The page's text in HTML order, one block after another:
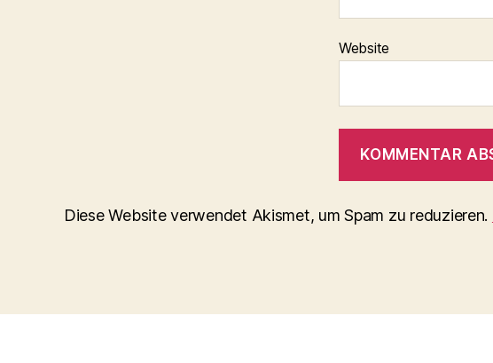
Website
Diese Website verwendet Akismet, um Spam zu reduzieren.